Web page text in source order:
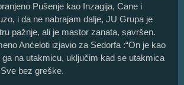
Pušenje kao Inzagija, Cane i
i da ne nabrajam dalje, JU Grupa je
pažnje, ali je mastor zanata, savršen.
Anćeloti izjavio za Sedorfa :“On je kao
na utakmicu, uključim kad se utakmica
bez greške.